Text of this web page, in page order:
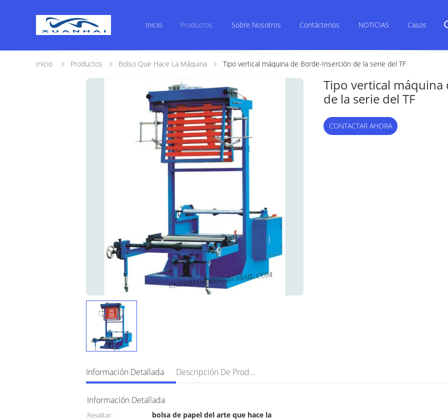
Inicio Productos Sobre Nosotros Contáctenos NOTICIAS Casos
Inicio Productos Bolso Que Hace La Máquina Tipo vertical máquina de Borde-Inserción de la serie del TF
Tipo vertical
de la serie del TF
CONTACTAR AHORA
Información Detallada Descripción De Producto
Información Detallada
Resaltar:
bolsa de papel del arte que hace la